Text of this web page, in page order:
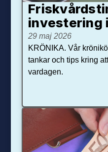
investering
29 maj 2026
KRÖNIKA. Vår
tankar och tips kring
vardagen.